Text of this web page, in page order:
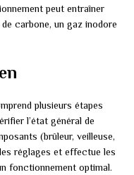
peut entraîner
carbone, un gaz inodore
plusieurs étapes
l’état général de
(brûleur, veilleuse,
réglages et effectue les
fonctionnement optimal.